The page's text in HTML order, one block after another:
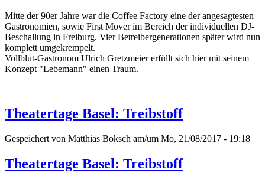
Mitte der 90er Jahre war die Coffee Factory eine der angesagtesten
Gastronomien, sowie First Mover im Bereich der individuellen DJ-
Beschallung in Freiburg. Vier Betreibergenerationen später wird nun
komplett umgekrempelt.
Vollblut-Gastronom Ulrich Gretzmeier erfüllt sich hier mit seinem
Konzept "Lebemann" einen Traum.
Theatertage Basel: Treibstoff
Gespeichert von Matthias Boksch am/um Mo, 21/08/2017 - 19:18
Theatertage Basel: Treibstoff